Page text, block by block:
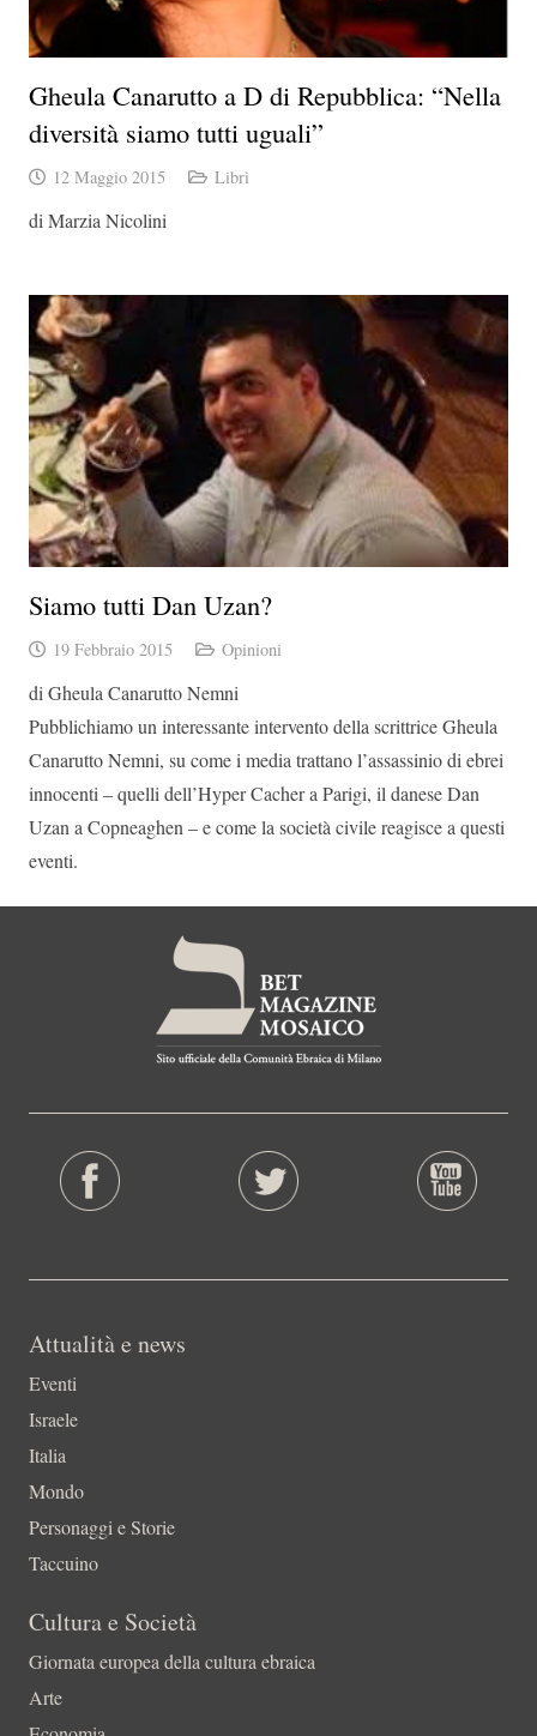
Gheula Canarutto a D di Repubblica: “Nella
diversità siamo tutti uguali”
12 Maggio 2015 Libri
di Marzia Nicolini
Siamo tutti Dan Uzan?
19 Febbraio 2015 Opinioni
di Gheula Canarutto Nemni
Pubblichiamo un interessante intervento della scrittrice Gheula
Canarutto Nemni, su come i media trattano l’assassinio di ebrei
innocenti – quelli dell’Hyper Cacher a Parigi, il danese Dan
Uzan a Copneaghen – e come la società civile reagisce a questi
eventi.
Attualità e news
Eventi
Israele
Italia
Mondo
Personaggi e Storie
Taccuino
Cultura e Società
Giornata europea della cultura ebraica
Arte